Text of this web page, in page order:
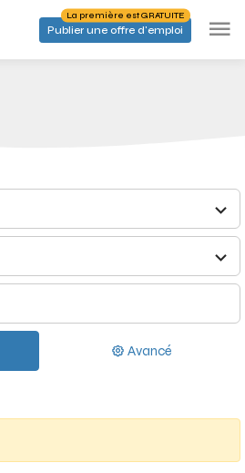
Publier une offre d'emploi
La première est GRATUITE
- Joboto
Avancé